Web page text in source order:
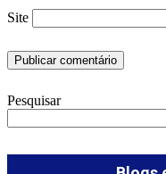
Site
Pesquisar